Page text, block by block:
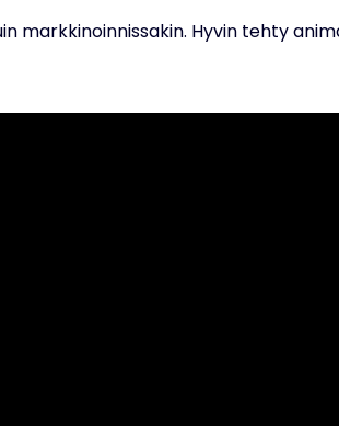
markkinoinnissakin. Hyvin tehty